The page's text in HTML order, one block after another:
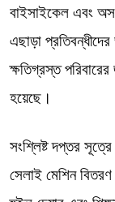
বাইসাইকেল এবং
এছাড়া
ক্ষতিগ্রস্ত
হয়েছে।
সংশ্লিষ্ট দপ্তর
সেলাই মেশিন